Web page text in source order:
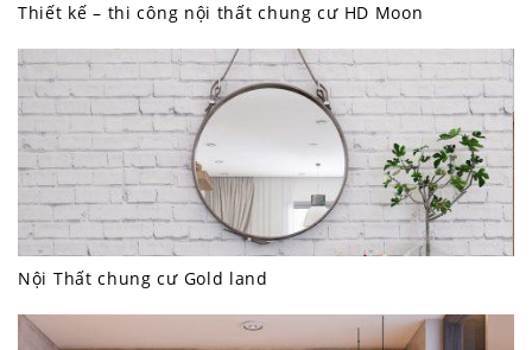
Thiết kế – thi công nội thất chung cư HD Moon
Nội Thất chung cư Gold land